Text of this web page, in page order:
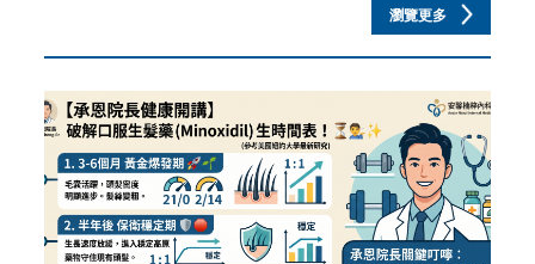
瀏覽更多